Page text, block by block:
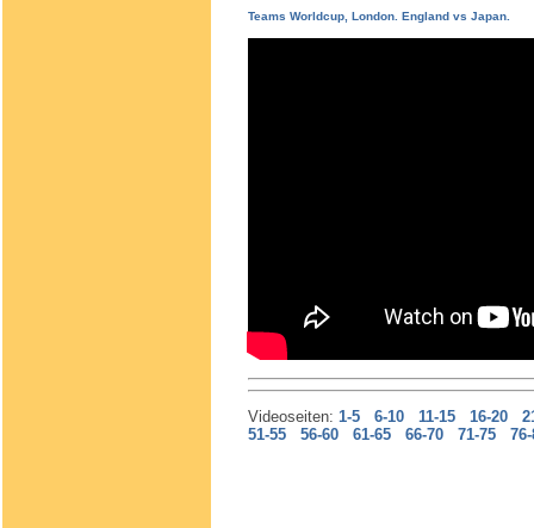
Teams Worldcup, London. England vs Japan.
Videoseiten: 1-5 6-10 11-15 16-20
51-55
56-60 61-65 66-70 71-75